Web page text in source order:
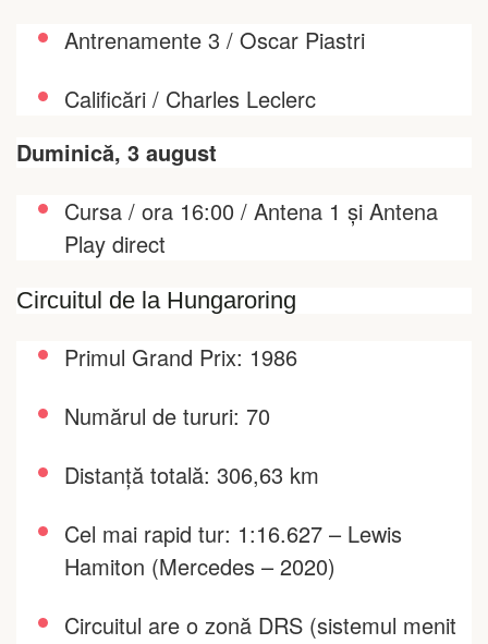
Antrenamente 3 / Oscar Piastri
Calificări / Charles Leclerc
Duminică, 3 august
Cursa / ora 16:00 / Antena 1 și Antena
Play direct
Circuitul de la Hungaroring
Primul Grand Prix: 1986
Numărul de tururi: 70
Distanță totală: 306,63 km
Cel mai rapid tur: 1:16.627 – Lewis
Hamiton (Mercedes – 2020)
Circuitul are o zonă DRS (sistemul menit